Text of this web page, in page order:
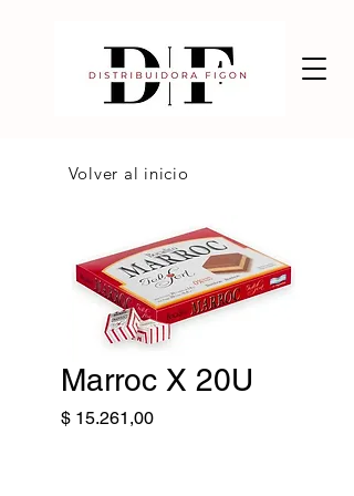
Marroc X 20U
$ 15.261,00Precio
Volver al inicio